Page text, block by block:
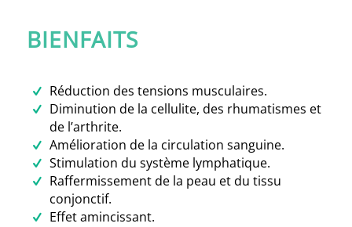
BIENFAITS
Réduction des tensions musculaires.
Diminution de la cellulite, des rhumatismes et
de l’arthrite.
Amélioration de la circulation sanguine.
Stimulation du système lymphatique.
Raffermissement de la peau et du tissu
conjonctif.
Effet amincissant.